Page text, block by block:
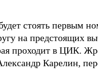
стоять первым
на предстоящих
проходит в ЦИК.
Карелин,